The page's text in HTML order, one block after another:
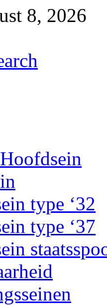
8, 2026
type ‘32
type ‘37